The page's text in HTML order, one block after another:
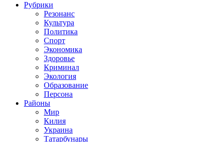
Рубрики
Резонанс
Культура
Политика
Спорт
Экономика
Здоровье
Криминал
Экология
Образование
Персона
Районы
Мир
Килия
Украина
Татарбунары